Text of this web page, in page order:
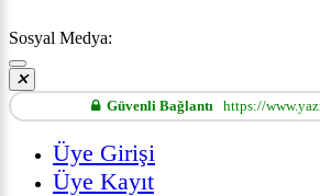
Sosyal Medya:
Güvenli Bağlantı https://
Üye Girişi
Üye Kayıt